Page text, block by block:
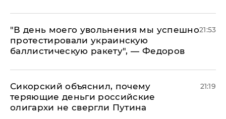
​"В день моего увольнения мы успешно
протестировали украинскую
баллистическую ракету", — Федоров
21:53
Сикорский объяснил, почему
теряющие деньги российские
олигархи не свергли Путина
21:19